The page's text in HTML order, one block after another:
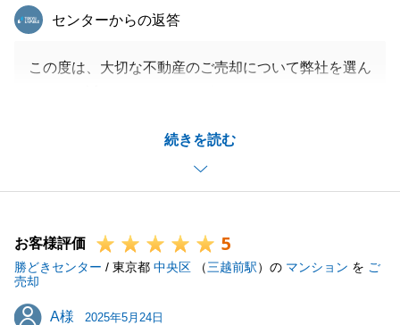
続きを読む
東急リバブル
センターからの返答
この度は、大切な不動産のご売却について弊社を選ん
を完了することが出来ました。
今後より成長できますよう、日々精進致します。
引き続きお困り事等ございましたらお気軽にご連絡下
この度は誠にありがとうございました。
今後ともどうぞよろしくお願いします。
お客様評価 5
勝どきセンター / 東京都 中央区 （三越前駅）の マンション を ご
売却
A様
A様 2025年5月24日